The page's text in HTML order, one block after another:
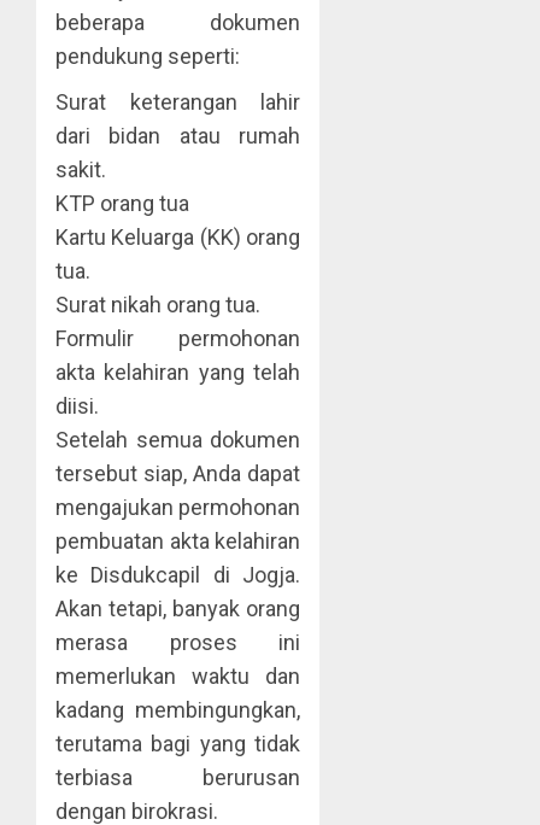
beberapa dokumen
pendukung seperti:
Surat keterangan lahir
dari bidan atau rumah
sakit.
KTP orang tua
Kartu Keluarga (KK) orang
tua.
Surat nikah orang tua.
Formulir permohonan
akta kelahiran yang telah
diisi.
Setelah semua dokumen
tersebut siap, Anda dapat
mengajukan permohonan
pembuatan akta kelahiran
ke Disdukcapil di Jogja.
Akan tetapi, banyak orang
merasa proses ini
memerlukan waktu dan
kadang membingungkan,
terutama bagi yang tidak
terbiasa berurusan
dengan birokrasi.